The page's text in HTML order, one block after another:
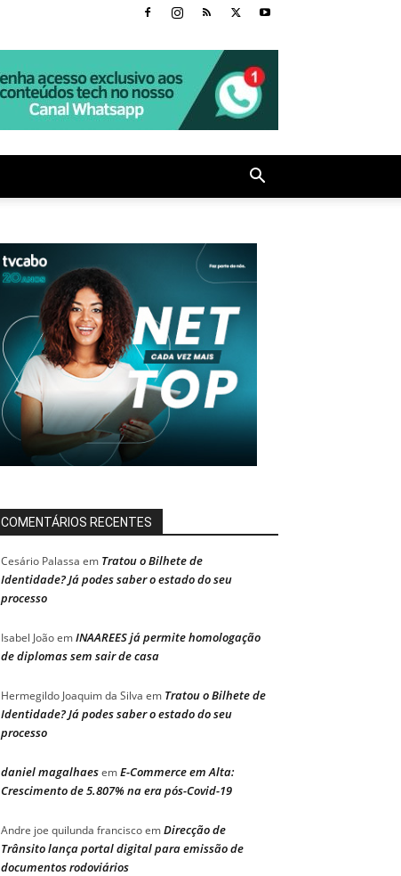
COMENTÁRIOS RECENTES
Cesário Palassa em Tratou o Bilhete de
Identidade? Já podes saber o estado do seu
processo
Isabel JoãoemINAAREES já permite homologação
de diplomas sem sair de casa
Hermegildo Joaquim da Silva em Tratou o Bilhete de
Identidade? Já podes saber o estado do seu
processo
daniel magalhaesemE-Commerce em Alta:
Crescimento de 5.807% na era pós-Covid-19
Andre joe quilunda franciscoemDirecção de
Trânsito lança portal digital para emissão de
documentos rodoviários